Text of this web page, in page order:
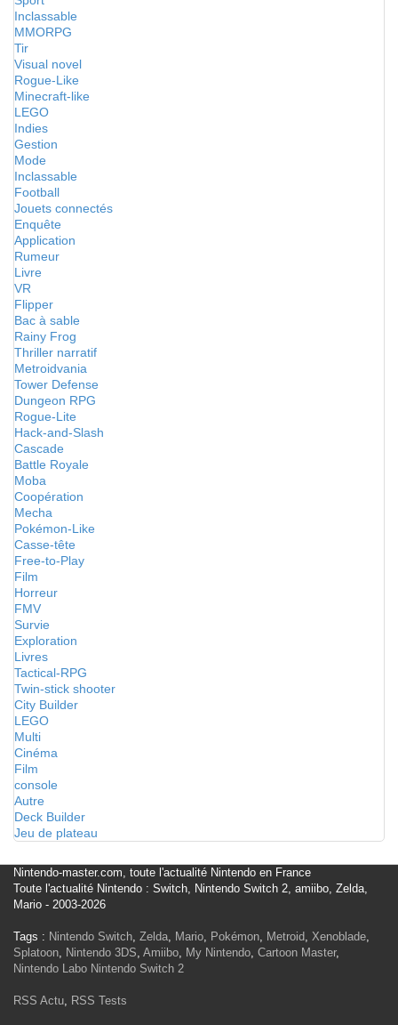
Inclassable
MMORPG
Tir
Visual novel
Rogue-Like
Minecraft-like
LEGO
Indies
Gestion
Mode
Inclassable
Football
Jouets connectés
Enquête
Application
Rumeur
Livre
VR
Flipper
Bac à sable
Rainy Frog
Thriller narratif
Metroidvania
Tower Defense
Dungeon RPG
Rogue-Lite
Hack-and-Slash
Cascade
Battle Royale
Moba
Coopération
Mecha
Pokémon-Like
Casse-tête
Free-to-Play
Film
Horreur
FMV
Survie
Exploration
Livres
Tactical-RPG
Twin-stick shooter
City Builder
LEGO
Multi
Cinéma
Film
console
Autre
Deck Builder
Jeu de plateau
Nintendo-master.com, toute l'actualité Nintendo en France
Toute l'actualité Nintendo : Switch, Nintendo Switch 2, amiibo, Zelda,
Mario - 2003-2026
Tags : Nintendo Switch, Zelda, Mario, Pokémon, Metroid, Xenoblade,
Splatoon, Nintendo 3DS, Amiibo, My Nintendo, Cartoon Master,
Nintendo Labo Nintendo Switch 2
RSS Actu, RSS Tests